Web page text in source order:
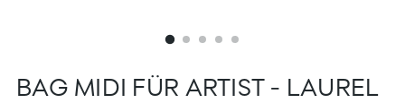
BAG MIDI FÜR ARTIST - LAUREL